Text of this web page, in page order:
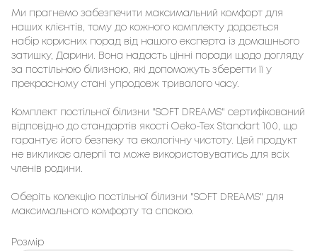
Ми прагнемо забезпечити максимальний комфорт для
наших клієнтів, тому до кожного комплекту додається
набір корисних порад від нашого експерта із домашнього
затишку, Дарини. Вона надасть цінні поради щодо догляду
за постільною білизною, які допоможуть зберегти її у
прекрасному стані упродовж тривалого часу.
Комплект постільної білизни "SOFT DREAMS" сертифікований
відповідно до стандартів якості Oeko-Tex Standart 100, що
гарантує його безпеку та екологічну чистоту. Цей продукт
не викликає алергії та може використовуватись для всіх
членів родини.
Оберіть колекцію постільної білизни "SOFT DREAMS" для
максимального комфорту та спокою.
Розмір